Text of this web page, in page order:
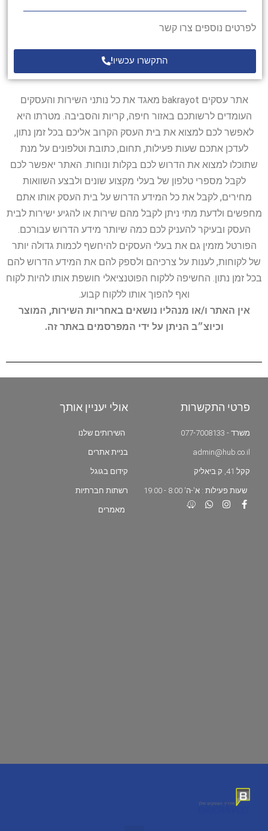
לפרטים נוספים צרו קשר
התקשרו עכשיו!
אתר עסקים bakrayot מאגד את כל נותני השירות והעסקים
העומדים לרשותכם באזור חיפה, קריות והסביבה. מטרתו היא
לאפשר לכם למצוא את בית העסק הקרוב אליכם בכל זמן נתון,
לעדכן אתכם שעות פעילות, תחום, כתובת וטלפונים על מנת
שתוכלו למצוא את הדרוש לכם בקלות ונוחות. האתר יאפשר לכם
לקבל מספרי טלפון של בעלי מקצוע שונים ולבצע השוואות
מחירים, לקבל את כל המידע הדרוש על בית העסק אותו אתם
מחפשים ולדעת מתי ניתן לקבל מהם שירות או להגיע ישירות לבית
העסק ובעיקר להעניק לכם כמה שיותר מידע הדרוש עבורכם.
הפורטל מזמין גם את בעלי העסקים להיחשף לכמות גדולה יותר
של לקוחות, לענות על צרכיהם ולספק להם את המידע הדרוש להם
בכל זמן נתון. החשיפה ללקוח הפוטנציאלי חושפת אותו להיות לקוח
ואף להפוך אותו ללקוח קבוע.
אין האתר ו/או מנהליו נושאים באחריות השירות, המוצר
וכיוצ״ב הניתן על ידי המפרסמים באתר זה.
פרטי התקשרות
משרד - 077-7008133
admin@hub.co.il
קקל 41, ק.ביאליק
שעות פעילות : א'-ה' 8:00 - 19:00
אולי יעניין אותך
השירותים שלנו
בניית אתרים
קידום בגוגל
רשתות חברתיות
מאמרים